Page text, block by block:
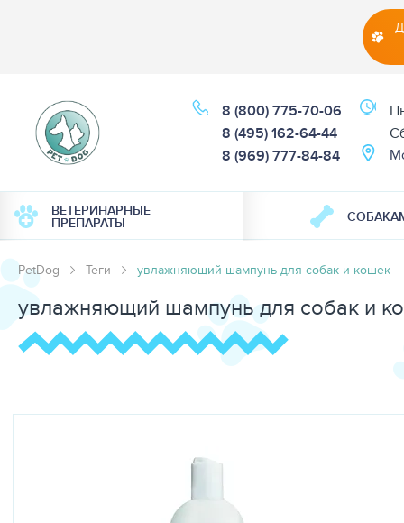
8 (800) 775-70-06
8 (495) 162-64-44
8 (969) 777-84-84
ВЕТЕРИНАРНЫЕ
ПРЕПАРАТЫ
PetDog Теги увлажняющий шампунь для собак и кошек
увлажняющий шампунь для собак и